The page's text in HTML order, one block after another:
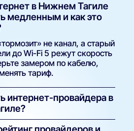
в Нижнем Тагиле
медленным и как это
не канал, а старый
до Wi-Fi 5 режут скорость
замером по кабелю,
тариф.
интернет-провайдера в
у каждого дома